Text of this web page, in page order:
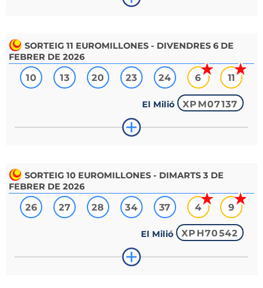
SORTEIG 11 EUROMILLONES - DIVENDRES 6 DE
FEBRER DE 2026
10 13 20 23 24 6 11
El Milió XPM07137
SORTEIG 10 EUROMILLONES - DIMARTS 3 DE
FEBRER DE 2026
26 27 28 34 37 4 9
El Milió XPH70542